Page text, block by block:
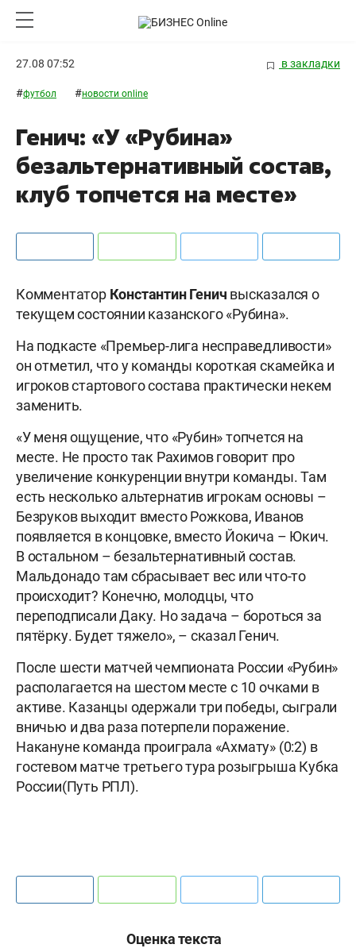
27.08 07:52 в закладки
#футбол #новости online
Генич: «У «Рубина»
безальтернативный состав,
клуб топчется на месте»
Комментатор Константин Генич высказался о
текущем состоянии казанского «Рубина».
На подкасте «Премьер-лига несправедливости»
он отметил, что у команды короткая скамейка и
игроков стартового состава практически некем
заменить.
«У меня ощущение, что «Рубин» топчется на
месте. Не просто так Рахимов говорит про
увеличение конкуренции внутри команды. Там
есть несколько альтернатив игрокам основы –
Безруков выходит вместо Рожкова, Иванов
появляется в концовке, вместо Йокича – Юкич.
В остальном – безальтернативный состав.
Мальдонадо там сбрасывает вес или что-то
происходит? Конечно, молодцы, что
переподписали Даку. Но задача – бороться за
пятёрку. Будет тяжело», – сказал Генич.
После шести матчей чемпионата России «Рубин»
располагается на шестом месте с 10 очками в
активе. Казанцы одержали три победы, сыграли
вничью и два раза потерпели поражение.
Накануне команда проиграла «Ахмату» (0:2) в
гостевом матче третьего тура розыгрыша Кубка
России(Путь РПЛ).
Оценка текста